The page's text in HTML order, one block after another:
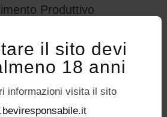
Produttivo
– Pedavena (BL)
su
01994920302
il sito devi
18 anni
informazioni visita il sito